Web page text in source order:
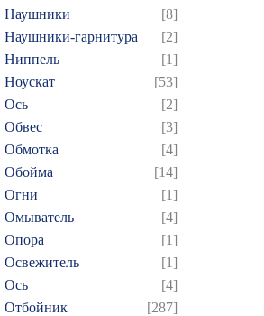
Наушники
[8]
Наушники-гарнитура
[2]
Ниппель
[1]
Ноускат
[53]
Оcь
[2]
Обвес
[3]
Обмотка
[4]
Обойма
[14]
Огни
[1]
Омыватель
[4]
Опора
[1]
Освежитель
[1]
Ось
[4]
Отбойник
[287]